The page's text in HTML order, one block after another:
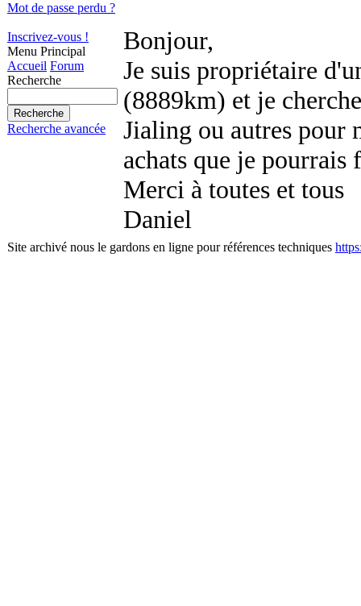
Mot de passe perdu ?
Inscrivez-vous !
Menu Principal
Accueil Forum
Recherche
Recherche avancée
Bonjour,
Je suis propriétaire
(8889km) et je
Jialing ou autres pour
achats que je pourrais
Merci à toutes et tous
Daniel
Site archivé nous le gardons en ligne pour références techniques